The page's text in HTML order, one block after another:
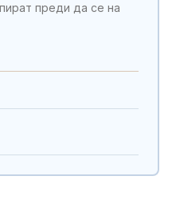
преди да се на